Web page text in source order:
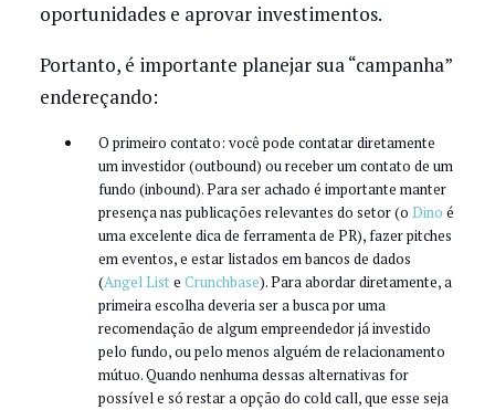
oportunidades e aprovar investimentos.
Portanto, é importante planejar sua “campanha”
endereçando:
O primeiro contato: você pode contatar diretamente
um investidor (outbound) ou receber um contato de um
fundo (inbound). Para ser achado é importante manter
presença nas publicações relevantes do setor (o Dino é
uma excelente dica de ferramenta de PR), fazer pitches
em eventos, e estar listados em bancos de dados
(Angel List e Crunchbase). Para abordar diretamente, a
primeira escolha deveria ser a busca por uma
recomendação de algum empreendedor já investido
pelo fundo, ou pelo menos alguém de relacionamento
mútuo. Quando nenhuma dessas alternativas for
possível e só restar a opção do cold call, que esse seja